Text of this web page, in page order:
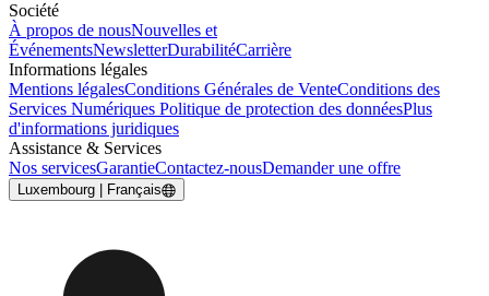
Société
À propos de nousNouvelles et
ÉvénementsNewsletterDurabilitéCarrière
Informations légales
Mentions légalesConditions Générales de VenteConditions des
Services Numériques Politique de protection des donnéesPlus
d'informations juridiques
Assistance & Services
Nos servicesGarantieContactez-nousDemander une offre
Luxembourg | Français